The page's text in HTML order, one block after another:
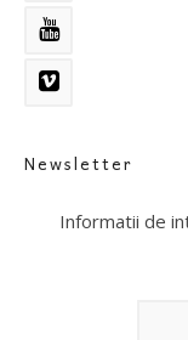
Newsletter
Informatii de